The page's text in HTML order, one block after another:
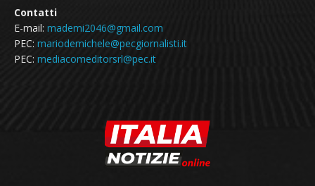
Contatti
E-mail: mademi2046@gmail.com
PEC: mariodemichele@pecgiornalisti.it
PEC: mediacomeditorsrl@pec.it